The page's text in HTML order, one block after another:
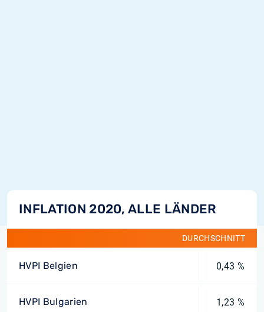
INFLATION 2020, ALLE LÄNDER
DURCHSCHNITT
HVPI Belgien 0,43 %
HVPI Bulgarien 1,23 %